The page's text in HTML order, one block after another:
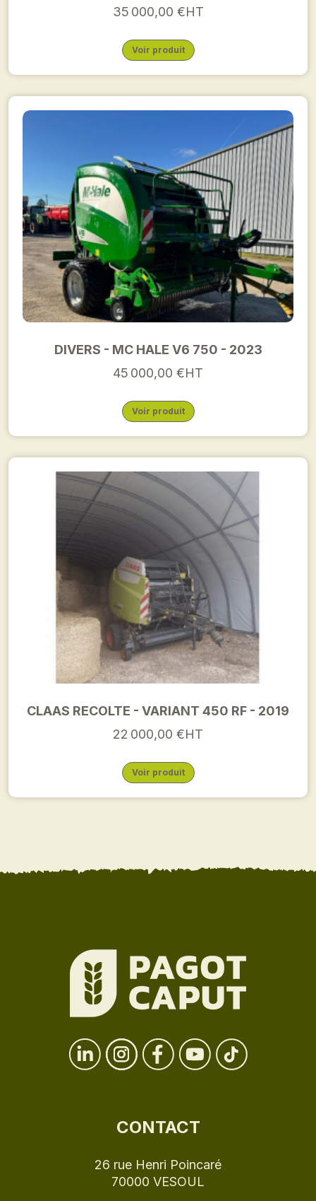
35 000,00 €HT
Voir produit
DIVERS - MC HALE V6 750 - 2023
45 000,00 €HT
Voir produit
CLAAS RECOLTE - VARIANT 450 RF - 2019
22 000,00 €HT
Voir produit
CONTACT
26 rue Henri Poincaré
70000 VESOUL